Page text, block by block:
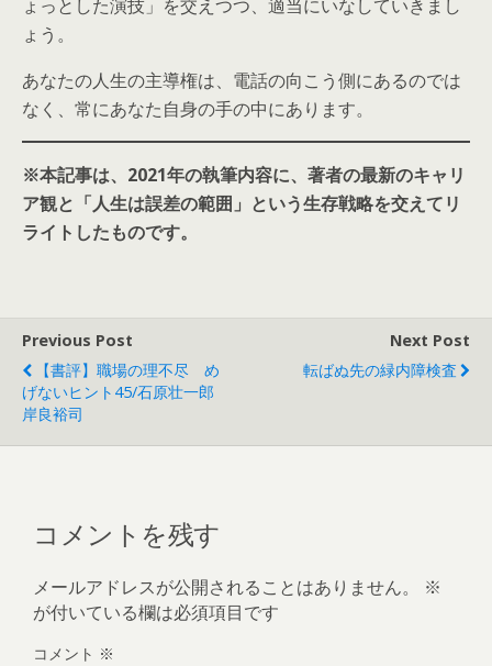
ょっとした演技」を交えつつ、適当にいなしていきまし
ょう。
あなたの人生の主導権は、電話の向こう側にあるのでは
なく、常にあなた自身の手の中にあります。
※本記事は、2021年の執筆内容に、著者の最新のキャリ
ア観と「人生は誤差の範囲」という生存戦略を交えてリ
ライトしたものです。
Previous Post
【書評】職場の理不尽 め
げないヒント45/石原壮一郎
岸良裕司
Next Post
転ばぬ先の緑内障検査
コメントを残す
メールアドレスが公開されることはありません。
※
が付いている欄は必須項目です
コメント ※